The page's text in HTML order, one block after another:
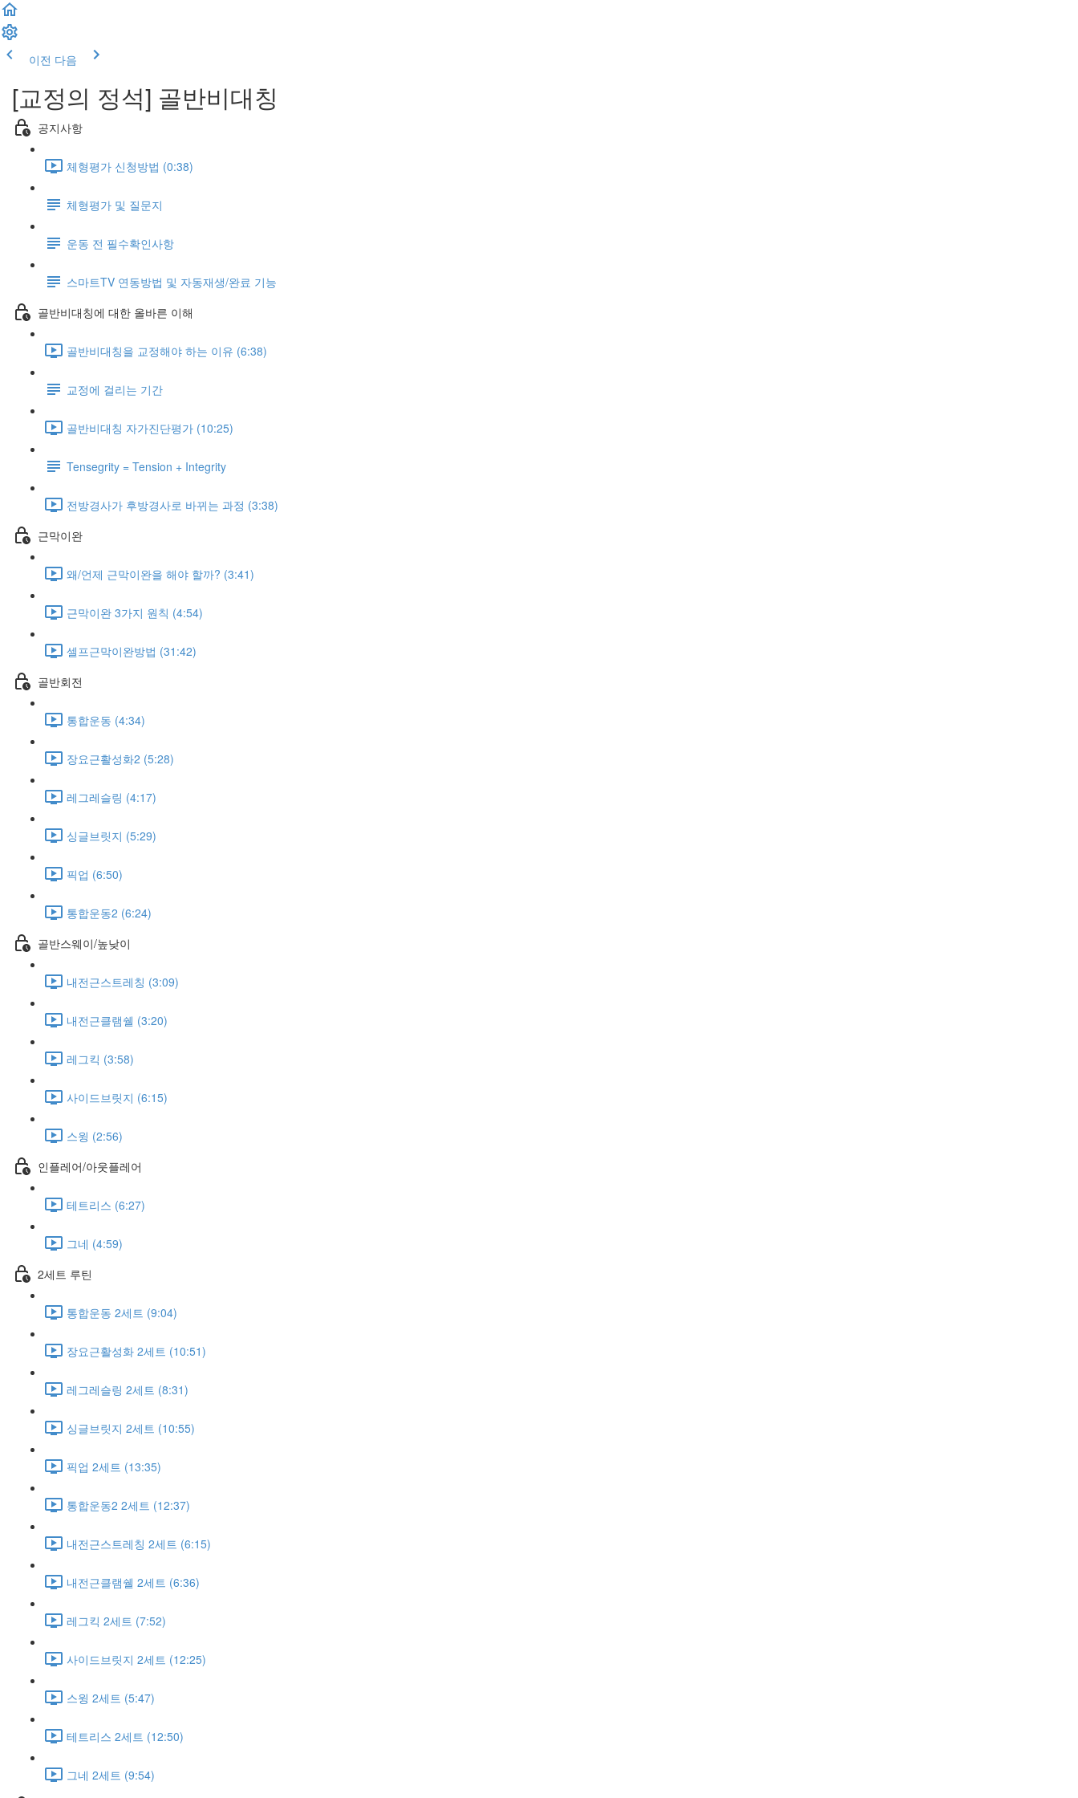
이전 다음
[교정의 정석] 골반비대칭
공지사항
체형평가 신청방법 (0:38)
체형평가 및 질문지
운동 전 필수확인사항
스마트TV 연동방법 및 자동재생/완료 기능
골반비대칭에 대한 올바른 이해
골반비대칭을 교정해야 하는 이유 (6:38)
교정에 걸리는 기간
골반비대칭 자가진단평가 (10:25)
Tensegrity = Tension + Integrity
전방경사가 후방경사로 바뀌는 과정 (3:38)
근막이완
왜/언제 근막이완을 해야 할까? (3:41)
근막이완 3가지 원칙 (4:54)
셀프근막이완방법 (31:42)
골반회전
통합운동 (4:34)
장요근활성화2 (5:28)
레그레슬링 (4:17)
싱글브릿지 (5:29)
픽업 (6:50)
통합운동2 (6:24)
골반스웨이/높낮이
내전근스트레칭 (3:09)
내전근클램쉘 (3:20)
레그킥 (3:58)
사이드브릿지 (6:15)
스윙 (2:56)
인플레어/아웃플레어
테트리스 (6:27)
그네 (4:59)
2세트 루틴
통합운동 2세트 (9:04)
장요근활성화 2세트 (10:51)
레그레슬링 2세트 (8:31)
싱글브릿지 2세트 (10:55)
픽업 2세트 (13:35)
통합운동2 2세트 (12:37)
내전근스트레칭 2세트 (6:15)
내전근클램쉘 2세트 (6:36)
레그킥 2세트 (7:52)
사이드브릿지 2세트 (12:25)
스윙 2세트 (5:47)
테트리스 2세트 (12:50)
그네 2세트 (9:54)